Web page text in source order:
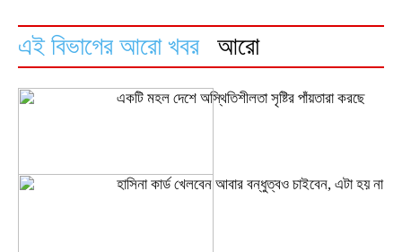
এই বিভাগের আরো খবর আরো
একটি মহল দেশে অস্থিতিশীলতা সৃষ্টির পাঁয়তারা করছে
হাসিনা কার্ড খেলবেন আবার বন্ধুত্বও চাইবেন, এটা হয় না